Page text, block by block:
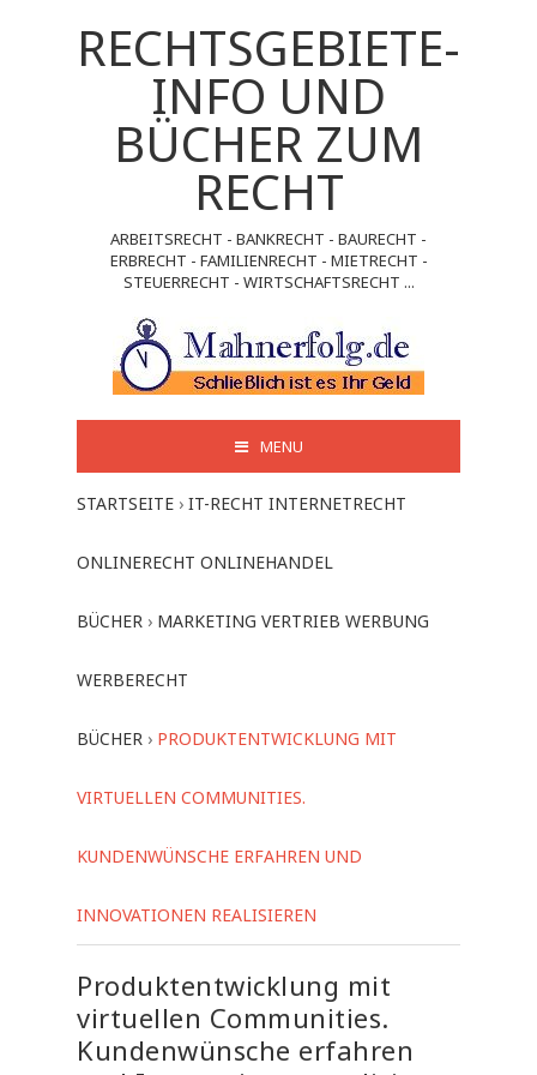
RECHTSGEBIETE-
INFO UND
BÜCHER ZUM
RECHT
ARBEITSRECHT - BANKRECHT - BAURECHT -
ERBRECHT - FAMILIENRECHT - MIETRECHT -
STEUERRECHT - WIRTSCHAFTSRECHT ...
MENU
STARTSEITE › IT-RECHT INTERNETRECHT
ONLINERECHT ONLINEHANDEL
BÜCHER › MARKETING VERTRIEB WERBUNG
WERBERECHT
BÜCHER › PRODUKTENTWICKLUNG MIT
VIRTUELLEN COMMUNITIES.
KUNDENWÜNSCHE ERFAHREN UND
INNOVATIONEN REALISIEREN
Produktentwicklung mit
virtuellen Communities.
Kundenwünsche erfahren